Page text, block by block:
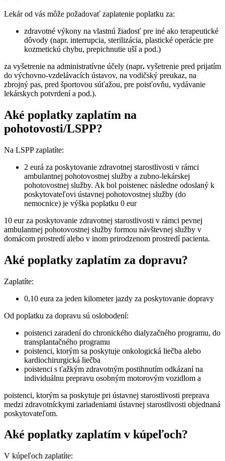
Lekár od vás môže požadovať zaplatenie poplatku za:
zdravotné výkony na vlastnú žiadosť pre iné ako terapeutické
dôvody (napr. interrupcia, sterilizácia, plastické operácie pre
kozmetickú chybu, prepichnutie uší a pod.)
za vyšetrenie na administratívne účely (napr. vyšetrenie pred prijatím
do výchovno-vzdelávacích ústavov, na vodičský preukaz, na
zbrojný pas, pred športovou súťažou, pre poisťovňu, vydávanie
lekárskych potvrdení a pod.).
Aké poplatky zaplatím na
pohotovosti/LSPP?
Na LSPP zaplatíte:
2 eurá za poskytovanie zdravotnej starostlivosti v rámci
ambulantnej pohotovostnej služby a zubno-lekárskej
pohotovostnej služby. Ak bol poistenec následne odoslaný k
poskytovateľovi ústavnej pohotovostnej služby (do
nemocnice) je výška poplatku 0 eur
10 eur za poskytovanie zdravotnej starostlivosti v rámci pevnej
ambulantnej pohotovostnej služby formou návštevnej služby v
domácom prostredí alebo v inom prirodzenom prostredí pacienta.
Aké poplatky zaplatím za dopravu?
Zaplatíte:
0,10 eura za jeden kilometer jazdy za poskytovanie dopravy
Od poplatku za dopravu sú oslobodení:
poistenci zaradení do chronického dialyzačného programu, do
transplantačného programu
poistenci, ktorým sa poskytuje onkologická liečba alebo
kardiochirurgická liečba
poistenci s ťažkým zdravotným postihnutím odkázaní na
individuálnu prepravu osobným motorovým vozidlom a
poistenci, ktorým sa poskytuje pri ústavnej starostlivosti preprava
medzi zdravotníckymi zariadeniami ústavnej starostlivosti objednaná
poskytovateľom.
Aké poplatky zaplatím v kúpeľoch?
V kúpeľoch zaplatíte: